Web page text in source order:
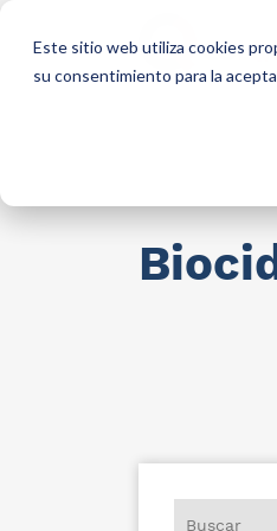
Este sitio web utiliza cookies
su consentimiento para la